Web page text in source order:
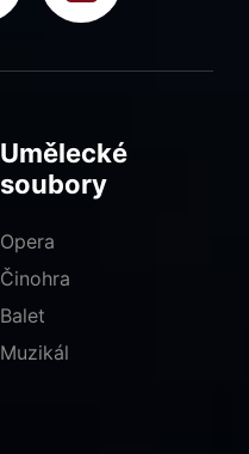
Umělecké
soubory
Opera
Činohra
Balet
Muzikál